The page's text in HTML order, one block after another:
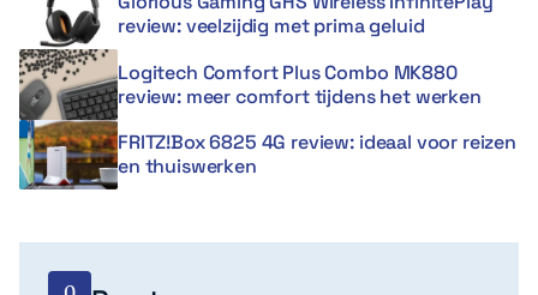
review: veelzijdig met prima geluid
Logitech Comfort Plus Combo MK880
review: meer comfort tijdens het werken
FRITZ!Box 6825 4G review: ideaal voor reizen
en thuiswerken